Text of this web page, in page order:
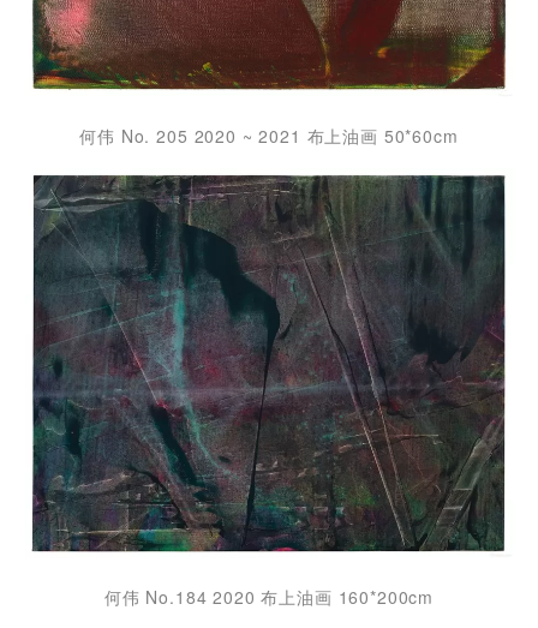
何伟 No. 205 2020 ~ 2021 布上油画 50*60cm
何伟 No.184 2020 布上油画 160*200cm